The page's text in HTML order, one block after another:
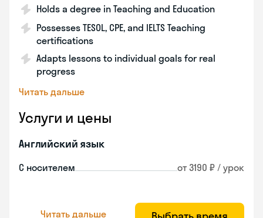
Holds a degree in Teaching and Education
Possesses TESOL, CPE, and IELTS Teaching
certifications
Adapts lessons to individual goals for real
progress
Читать дальше
Услуги и цены
Английский язык
С носителем от 3190 ₽ / урок
Читать дальше